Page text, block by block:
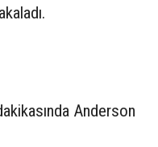
Anderson